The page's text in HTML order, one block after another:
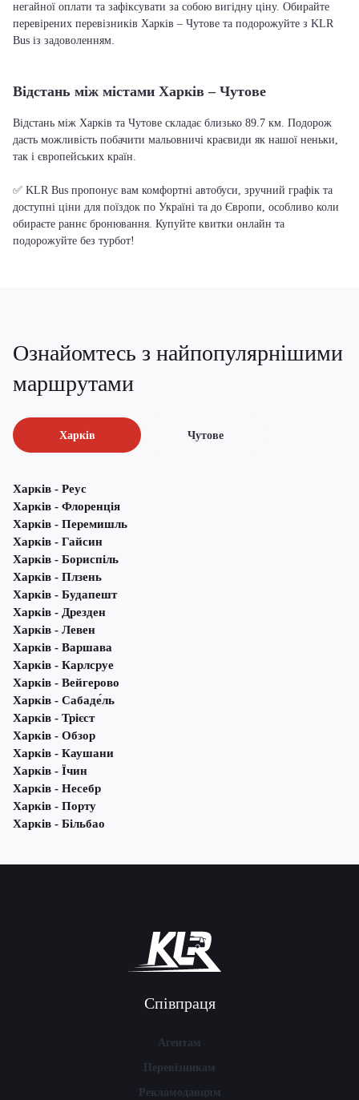
негайної оплати та зафіксувати за собою вигідну ціну. Обирайте
перевірених перевізників Харків – Чутове та подорожуйте з KLR
Bus із задоволенням.
Відстань між містами Харків – Чутове
Відстань між Харків та Чутове складає близько 89.7 км. Подорож
дасть можливість побачити мальовничі краєвиди як нашої неньки,
так і європейських країн.
✅ KLR Bus пропонує вам комфортні автобуси, зручний графік та
доступні ціни для поїздок по Україні та до Європи, особливо коли
обираєте раннє бронювання. Купуйте квитки онлайн та
подорожуйте без турбот!
Ознайомтесь з найпопулярнішими
маршрутами
Харків Чутове
Харків - Реус
Харків - Флоренція
Харків - Перемишль
Харків - Гайсин
Харків - Бориспіль
Харків - Плзень
Харків - Будапешт
Харків - Дрезден
Харків - Левен
Харків - Варшава
Харків - Карлсруе
Харків - Вейгерово
Харків - Сабаде́ль
Харків - Трієст
Харків - Обзор
Харків - Каушани
Харків - Їчин
Харків - Несебр
Харків - Порту
Харків - Більбао
Співпраця
Агентам
Перевізникам
Рекламодавцям